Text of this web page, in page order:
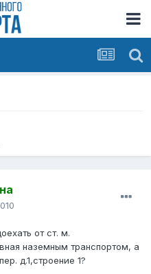
от ст. м.
наземным транспортом, а
д.1,строение 1?